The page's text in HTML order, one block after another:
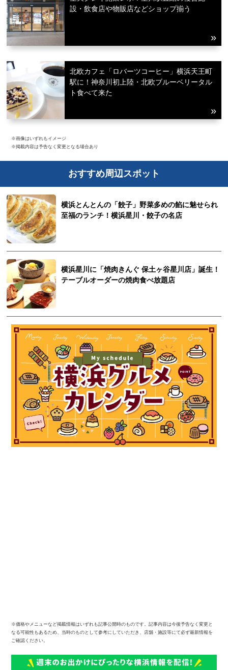
設・飲食店や物販店などショップ揃う
北欧カフェ「ロバーツコーヒー」横浜天王町
駅に！神奈川初上陸・北欧ブルーベリータル
ト食べて来た
※画像はいずれもイメージ
※掲載内容は予告なく変更となる場合あり
おすすめ周辺スポット
横浜とんとんの「餃子」野菜多めの餡に魅せられ
至福のランチ！横浜星川・餃子の名店
横浜星川に「焼肉きんぐ 保土ヶ谷星川店」誕生！
テーブルオーダーの焼肉食べ放題店
※価格やメニューなど掲載情報はいずれも記事公開時のものです。記事内容は今後予告なく変更と
なる可能性もあるため、当時のものとして参考にしていただき、店舗・施設等にて必ず最新情報を
ご確認ください。